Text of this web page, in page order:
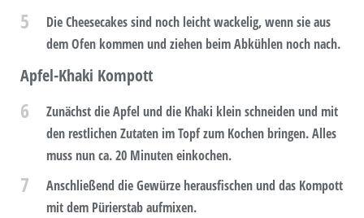
5
Die Cheesecakes sind noch leicht wackelig, wenn sie aus
dem Ofen kommen und ziehen beim Abkühlen noch nach.
Apfel-Khaki Kompott
6
Zunächst die Apfel und die Khaki klein schneiden und mit
den restlichen Zutaten im Topf zum Kochen bringen. Alles
muss nun ca. 20 Minuten einkochen.
7
Anschließend die Gewürze herausfischen und das Kompott
mit dem Pürierstab aufmixen.